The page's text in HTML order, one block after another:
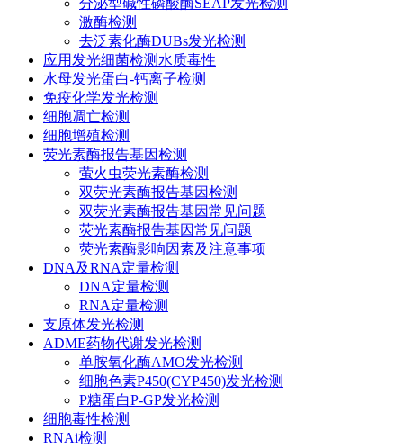
分泌型碱性磷酸酶SEAP发光检测
激酶检测
去泛素化酶DUBs发光检测
应用发光细菌检测水质毒性
水母发光蛋白-钙离子检测
免疫化学发光检测
细胞凋亡检测
细胞增殖检测
荧光素酶报告基因检测
萤火虫荧光素酶检测
双荧光素酶报告基因检测
双荧光素酶报告基因常见问题
荧光素酶报告基因常见问题
荧光素酶影响因素及注意事项
DNA及RNA定量检测
DNA定量检测
RNA定量检测
支原体发光检测
ADME药物代谢发光检测
单胺氧化酶AMO发光检测
细胞色素P450(CYP450)发光检测
P糖蛋白P-GP发光检测
细胞毒性检测
RNAi检测